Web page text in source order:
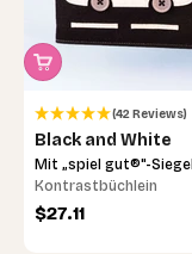
(42 Reviews)
Black and White
Mit „spiel gut®"-Siegel
Kontrastbüchlein
Angebot
$27.11